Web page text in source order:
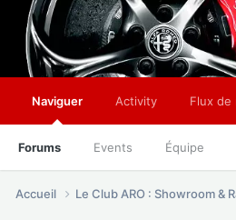
Naviguer
Forums Events Équipe
Activity Flux de
Accueil Le Club ARO : Showroom &